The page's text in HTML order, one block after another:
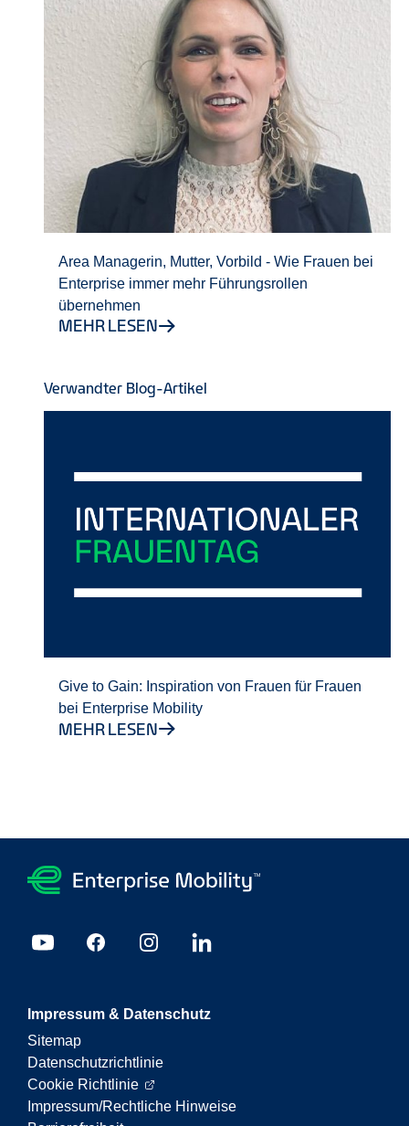
Area Managerin, Mutter, Vorbild - Wie Frauen bei
Enterprise immer mehr Führungsrollen
übernehmen
MEHR LESEN
Verwandter Blog-Artikel
Give to Gain: Inspiration von Frauen für Frauen
bei Enterprise Mobility
MEHR LESEN
Impressum & Datenschutz
Sitemap
Datenschutzrichtlinie
Cookie Richtlinie
Impressum/Rechtliche Hinweise